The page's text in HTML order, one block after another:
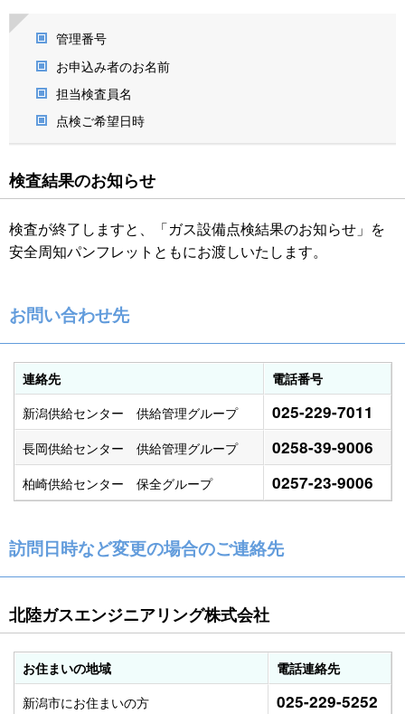
管理番号
お申込み者のお名前
担当検査員名
点検ご希望日時
検査結果のお知らせ
検査が終了しますと、「ガス設備点検結果のお知らせ」を
安全周知パンフレットともにお渡しいたします。
お問い合わせ先
連絡先 電話番号
新潟供給センター 供給管理グループ 025-229-7011
長岡供給センター 供給管理グループ 0258-39-9006
柏崎供給センター 保全グループ 0257-23-9006
訪問日時など変更の場合のご連絡先
北陸ガスエンジニアリング株式会社
お住まいの地域 電話連絡先
新潟市にお住まいの方 025-229-5252